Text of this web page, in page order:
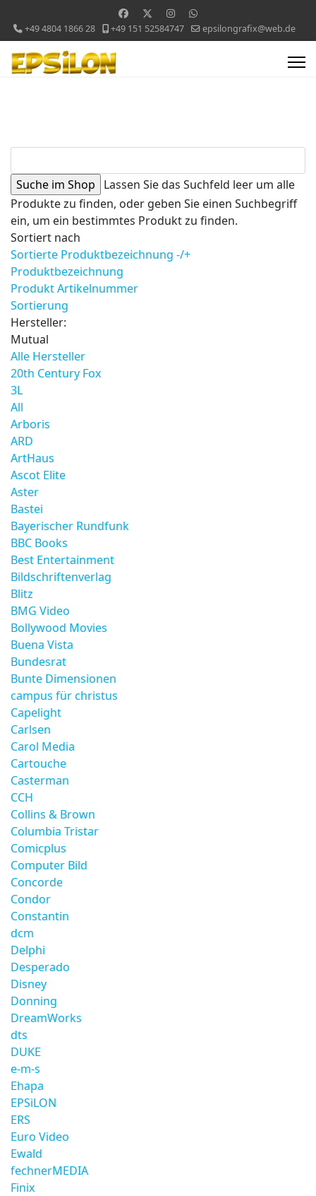
+49 4804 1866 28 +49 151 52584747 epsilongrafix@web.de
Lassen Sie das Suchfeld leer um alle
Produkte zu finden, oder geben Sie einen Suchbegriff
ein, um ein bestimmtes Produkt zu finden.
Sortiert nach
Sortierte Produktbezeichnung -/+
Produktbezeichnung
Produkt Artikelnummer
Sortierung
Hersteller:
Mutual
Alle Hersteller
20th Century Fox
3L
All
Arboris
ARD
ArtHaus
Ascot Elite
Aster
Bastei
Bayerischer Rundfunk
BBC Books
Best Entertainment
Bildschriftenverlag
Blitz
BMG Video
Bollywood Movies
Buena Vista
Bundesrat
Bunte Dimensionen
campus für christus
Capelight
Carlsen
Carol Media
Cartouche
Casterman
CCH
Collins & Brown
Columbia Tristar
Comicplus
Computer Bild
Concorde
Condor
Constantin
dcm
Delphi
Desperado
Disney
Donning
DreamWorks
dts
DUKE
e-m-s
Ehapa
EPSiLON
ERS
Euro Video
Ewald
fechnerMEDIA
Finix